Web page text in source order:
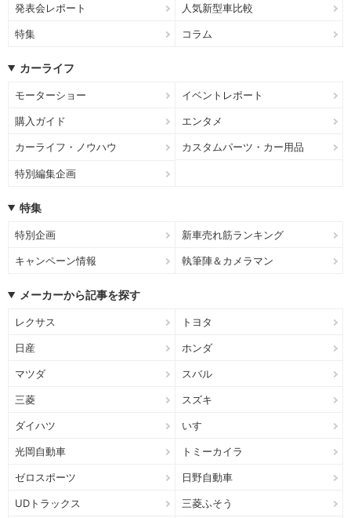
発表会レポート 人気新型車比較
特集 コラム
カーライフ
モーターショー イベントレポート
購入ガイド エンタメ
カーライフ・ノウハウ カスタムパーツ・カー用品
特別編集企画
特集
特別企画 新車売れ筋ランキング
キャンペーン情報 執筆陣＆カメラマン
メーカーから記事を探す
レクサス トヨタ
日産 ホンダ
マツダ スバル
三菱 スズキ
ダイハツ いすゞ
光岡自動車 トミーカイラ
ゼロスポーツ 日野自動車
UDトラックス 三菱ふそう